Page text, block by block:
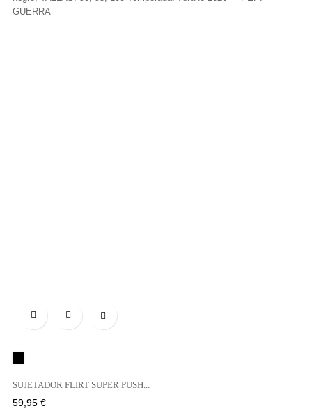

SUJETADOR FLIRT SUPER PUSH...
Precio
59,95 €